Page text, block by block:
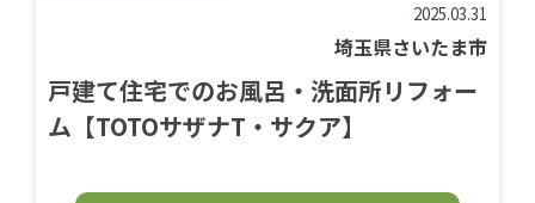
2025.03.31
埼玉県さいたま市
戸建て住宅でのお風呂・洗面所リフォー
ム【TOTOサザナT・サクア】